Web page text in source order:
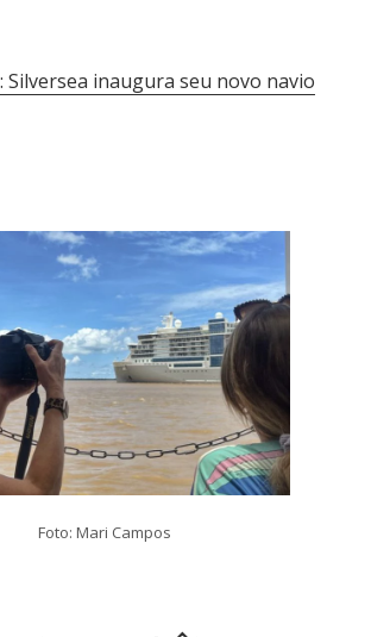
Silversea inaugura seu novo navio
Foto: Mari Campos